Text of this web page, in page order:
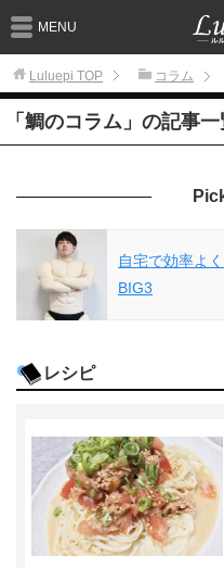
MENU
Luluepi TOP コラム
「鯛のコラム」の記事
自宅で効率よ
BIG3
レシピ